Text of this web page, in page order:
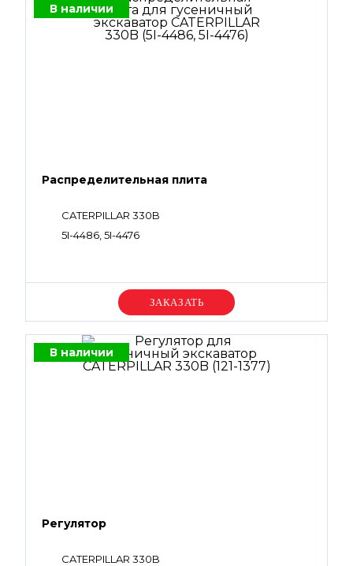
В наличии
Распределительная плита
CATERPILLAR 330B
5I-4486, 5I-4476
Уточняйте цену
В наличии
Регулятор
CATERPILLAR 330B